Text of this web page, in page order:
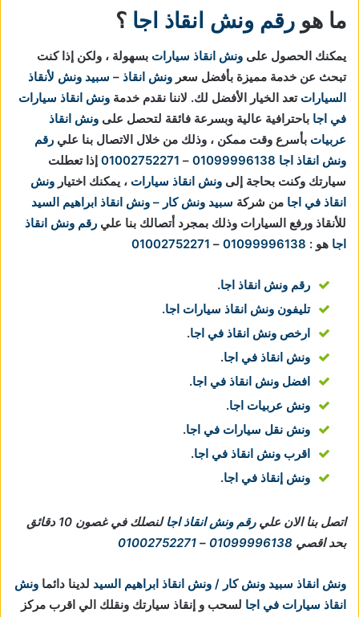
ما هو رقم ونش انقاذ اجا ؟
يمكنك الحصول على ونش انقاذ سيارات بسهولة ، ولكن إذا كنت
تبحث عن خدمة مميزة بأفضل سعر ونش انقاذ – سبيد ونش لأنقاذ
السيارات تعد الخيار الأفضل لك. لاننا نقدم خدمة ونش انقاذ سيارات
في اجا باحترافية عالية وبسرعة فائقة لتحصل على ونش انقاذ
عربيات بأسرع وقت ممكن ، وذلك من خلال الاتصال بنا علي رقم
ونش انقاذ اجا 01099996138
–
01002752271 إذا تعطلت
سيارتك وكنت بحاجة إلى ونش انقاذ سيارات ، يمكنك اختيار ونش
انقاذ في اجا من شركة سبيد ونش كار – ونش انقاذ ابراهيم السيد
للأنقاذ ورفع السيارات وذلك بمجرد أتصالك بنا علي رقم ونش انقاذ
اجا هو : 01099996138
–
01002752271
رقم ونش انقاذ اجا.
تليفون ونش انقاذ سيارات اجا.
ارخص ونش انقاذ في اجا.
ونش انقاذ في اجا.
افضل ونش انقاذ في اجا.
ونش عربيات اجا.
ونش نقل سيارات في اجا.
اقرب ونش انقاذ في اجا.
ونش إنقاذ في اجا.
اتصل بنا الان عليرقم ونش انقاذ اجا
لنصلك في غصون 10 دقائق
بحد اقصي 01099996138
–
01002752271
ونش انقاذ سبيد ونش كار / ونش انقاذ ابراهيم السيد لدينا دائما ونش
انقاذ سيارات في اجا لسحب و إنقاذ سيارتك ونقلك الي اقرب مركز